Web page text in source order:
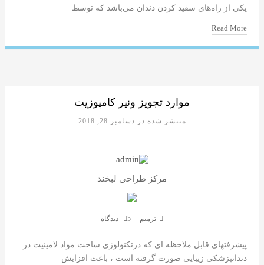
یکی از راه‌های سفید کردن دندان می‌باشد که توسط
Read More
موارد تجویز ونیر کامپوزیت
منتشر شده در:دسامبر 28, 2018
مرکز طراحی لبخند
ترمیم 5 دیدگاه
پیشرفتهای قابل ملاحظه ای که درتکنولوژی ساخت مواد لامینیت در
دندانپزشکی زیبایی صورت گرفته است ، باعث افزایش